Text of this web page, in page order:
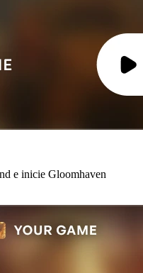
e inicie Gloomhaven